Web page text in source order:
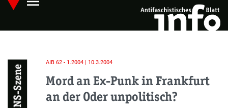
Skip
main
Hauptmenü öffnen
NS-Szene
AIB 62 - 1.2004 | 10.3.2004
Mord an Ex-Punk in Frankfurt
an der Oder unpolitisch?